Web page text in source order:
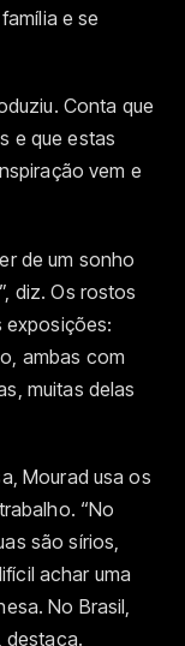
e se
Conta que
e que estas
vem e
de um sonho
diz. Os rostos
exposições:
ambas com
muitas delas
Mourad usa os
“No
são sírios,
achar uma
No Brasil,
destaca.